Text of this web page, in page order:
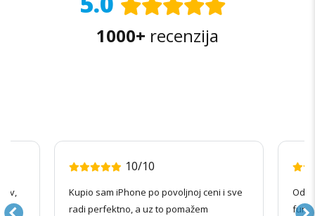
1000+ recenzija
10/10
Kupio sam iPhone po povoljnoj ceni i sve
radi perfektno, a uz to pomažem